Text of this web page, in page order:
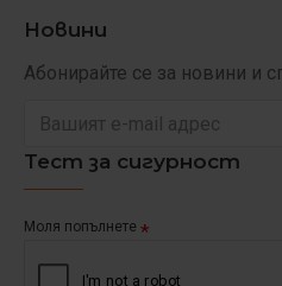
Новини
Абонирайте се за новини и
Тест за сигурност
Моля попълнете